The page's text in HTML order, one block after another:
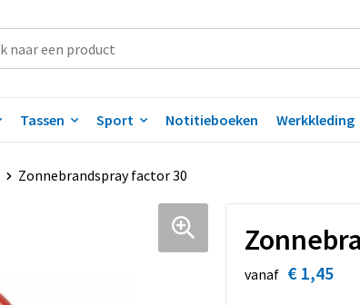
Tassen Sport Notitieboeken Werkkleding
Zonnebrandspray factor 30
vanaf € 1,45